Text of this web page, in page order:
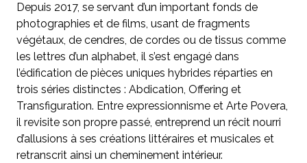
Depuis 2017, se servant d’un important fonds de
photographies et de films, usant de fragments
végétaux, de cendres, de cordes ou de tissus comme
les lettres d’un alphabet, il s’est engagé dans
l’édification de pièces uniques hybrides réparties en
trois séries distinctes : Abdication, Offering et
Transfiguration. Entre expressionnisme et Arte Povera,
il revisite son propre passé, entreprend un récit nourri
d’allusions à ses créations littéraires et musicales et
retranscrit ainsi un cheminement intérieur.